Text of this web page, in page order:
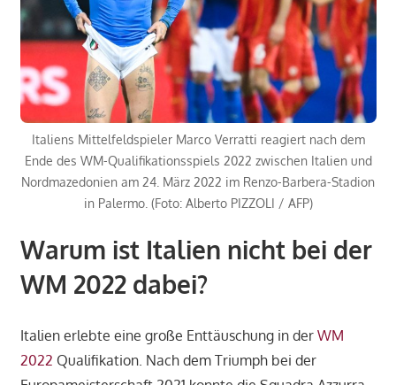
Italiens Mittelfeldspieler Marco Verratti reagiert nach dem
Ende des WM-Qualifikationsspiels 2022 zwischen Italien und
Nordmazedonien am 24. März 2022 im Renzo-Barbera-Stadion
in Palermo. (Foto: Alberto PIZZOLI / AFP)
Warum ist Italien nicht bei der
WM 2022 dabei?
Italien erlebte eine große Enttäuschung in der WM
2022 Qualifikation. Nach dem Triumph bei der